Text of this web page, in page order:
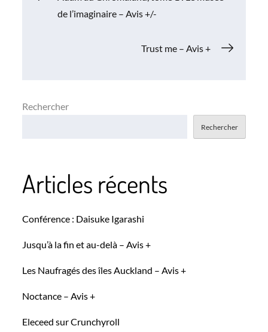
de l’imaginaire – Avis +/-
Trust me – Avis +
Rechercher
Rechercher
Articles récents
Conférence : Daisuke Igarashi
Jusqu’à la fin et au-delà – Avis +
Les Naufragés des îles Auckland – Avis +
Noctance – Avis +
Eleceed sur Crunchyroll